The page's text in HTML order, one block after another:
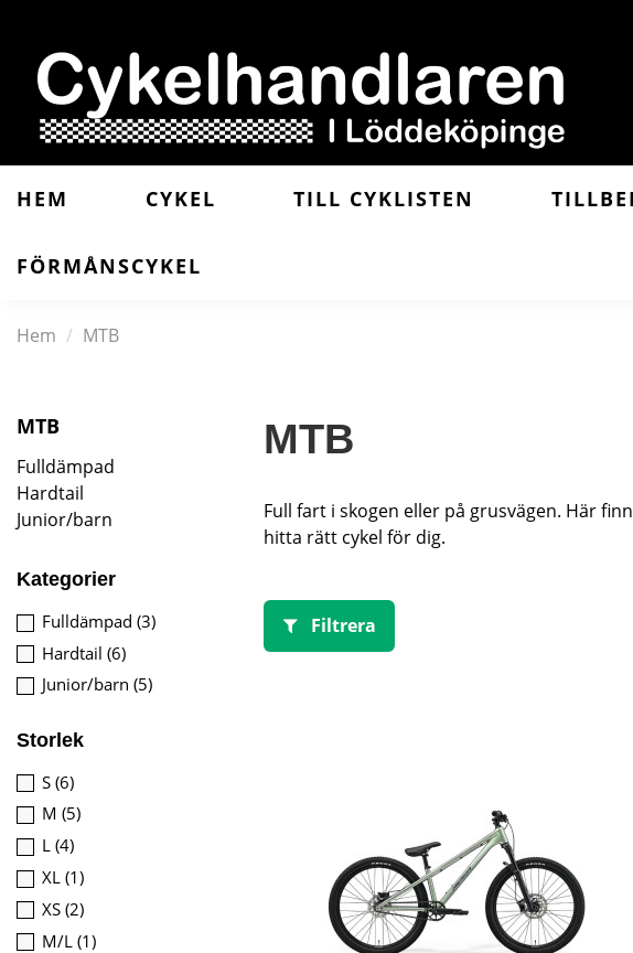
HEM CYKEL TILL CYKLISTEN
FÖRMÅNSCYKEL
Hem MTB
MTB
Full fart i skogen eller på grusvägen. Här
hitta rätt cykel för dig.
Filtrera
MTB
Fulldämpad
Hardtail
Junior/barn
Kategorier
Fulldämpad (3)
Hardtail (6)
Junior/barn (5)
Storlek
S (6)
M (5)
L (4)
XL (1)
XS (2)
M/L (1)